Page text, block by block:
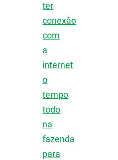
ter
conexão
com
a
internet
o
tempo
todo
na
fazenda
para